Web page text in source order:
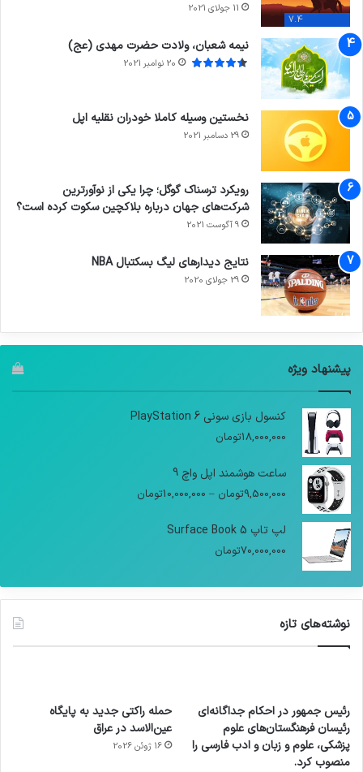
7.4
11 جولای 2021
نیمه شعبان، ولادت حضرت مهدی (عج)
20 نوامبر 2021
نخستین وسیله کاملا خودران نقلیه اپل
29 دسامبر 2021
رویکرد ترسناک گوگل؛ چرا یکی از نوآورترین
شرکت‌های جهان درباره بلاکچین سکوت کرده است؟
9 آگوست 2021
نتایج دیدار‌های لیگ بسکتبال NBA
29 جولای 2020
پیشنهاد ویژه
کنسول بازی سونی PlayStation 6
18,000,000تومان
ساعت هوشمند اپل واچ 9
9,500,000تومان –
10,000,000تومان
لپ تاپ Surface Book 5
70,000,000تومان
نوشته‌های تازه
رئیس جمهور در احکام جداگانه‌ای
رئیسان فرهنگستان‌های علوم
پزشکی، علوم و زبان و ادب فارسی را
منصوب کرد.
حمله راکتی جدید به پایگاه
عین‌الاسد در عراق
16 ژوئن 2026